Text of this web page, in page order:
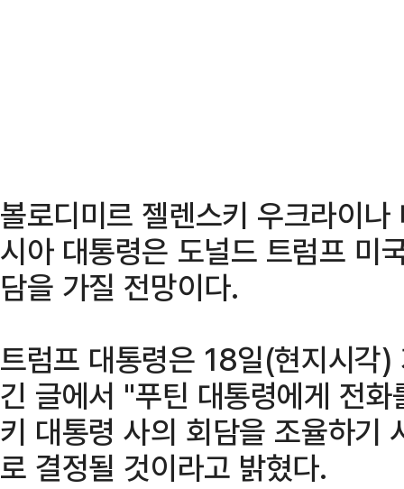
볼로디미르 젤렌스키 우크라이
시아 대통령은 도널드 트럼프 미
담을 가질 전망이다.
트럼프 대통령은 18일(현지시각
긴 글에서 "푸틴 대통령에게 전
키 대통령 사의 회담을 조율하기
로 결정될 것이라고 밝혔다.